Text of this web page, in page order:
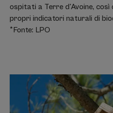
ospitati a Terre d'Avoine, così
propri indicatori naturali di
*Fonte: LPO